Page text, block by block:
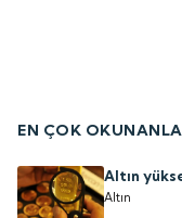
EN ÇOK
Altın
Altın